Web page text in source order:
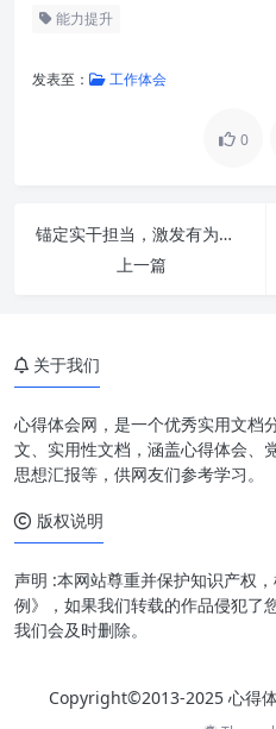
能力提升
发表至： 工作体会
0
锚定实干担当，激发有为奋进：深度解析“真抓实干勇担当 奋发有为促发展”的时代价值与实践路径
上一篇
深刻理
“学”
如何践
动力，勇
挑战与
关于我们
心得体会网，是一个优秀实用文档
文、实用性文档，涵盖心得体会、
思想汇报等，供网友们参考学习。
版权说明
声明 :本网站尊重并保护知识产权
例》，如果我们转载的作品侵犯了
我们会及时删除。
Copyright©2013-2025 心得